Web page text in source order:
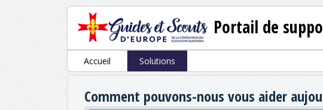
Portail de
Accueil Solutions
Comment pouvons-nous vous aider